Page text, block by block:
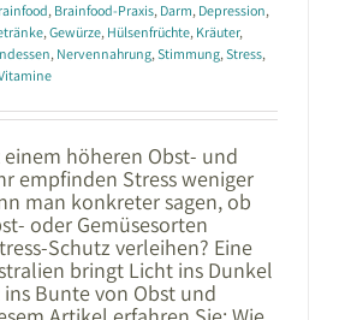
, Brainfood-Praxis, Darm, Depression,
,Gewürze, Hülsenfrüchte, Kräuter,
, Nervennahrung,Stimmung,Stress,
höheren Obst- und
empfinden Stress weniger
man konkreter sagen, ob
oder Gemüsesorten
Schutz verleihen? Eine
bringt Licht ins Dunkel
Bunte von Obst und